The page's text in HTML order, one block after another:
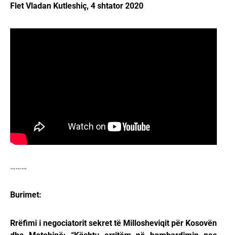
Flet Vladan Kutleshiç, 4 shtator 2020
………
Burimet:
Rrëfimi i negociatorit sekret të Millosheviqit për Kosovën